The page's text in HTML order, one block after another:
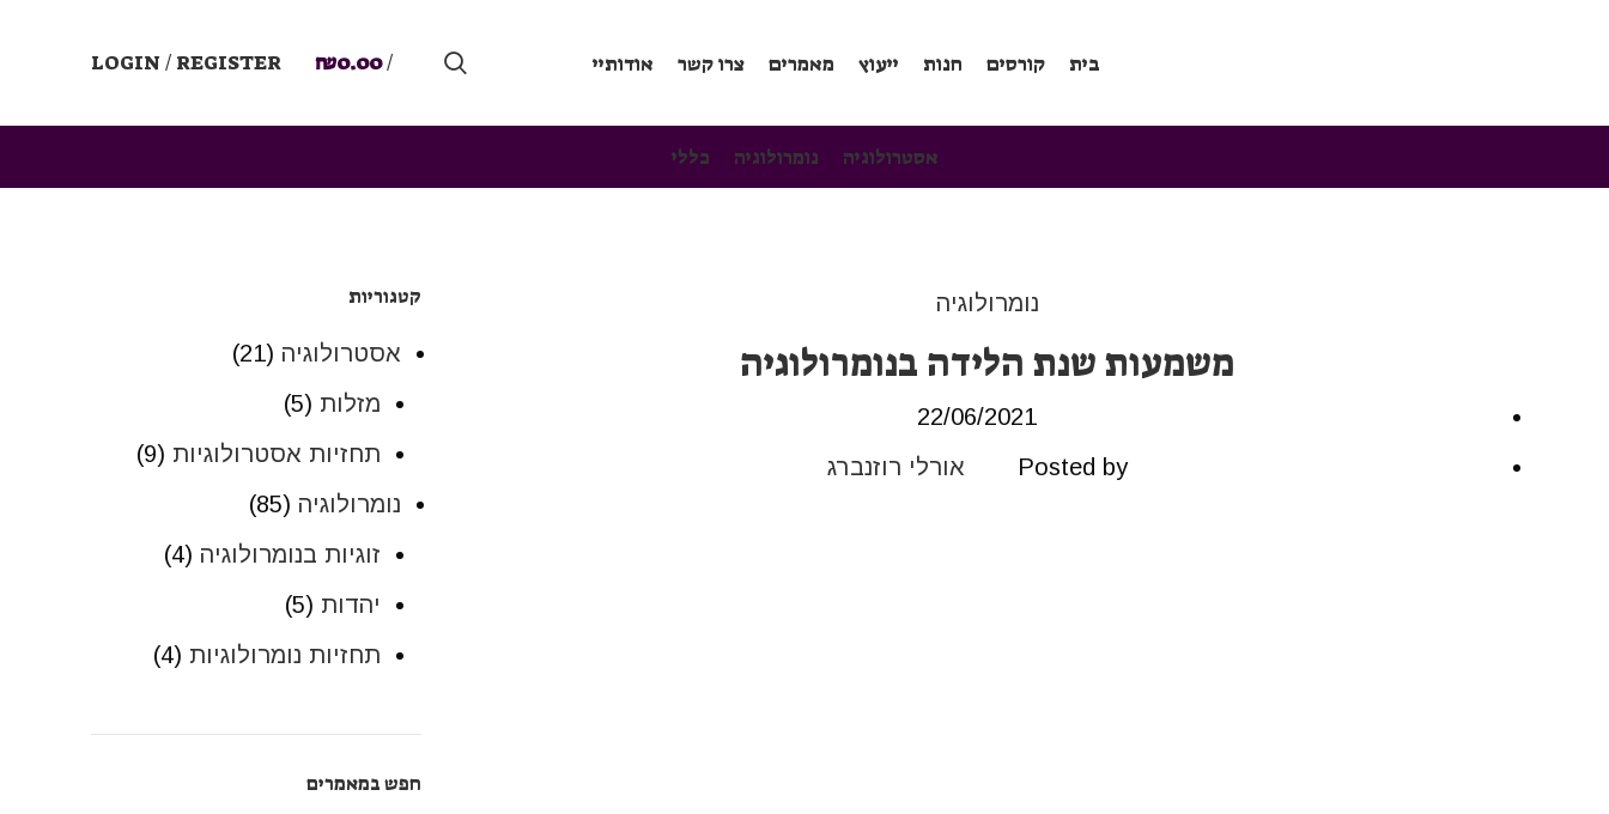
בית קורסים חנות ייעוץ מאמרים צרו קשר אודותיי /
₪0.00
LOGIN / REGISTER
אסטרולוגיה נומרולוגיה כללי
נומרולוגיה
משמעות שנת הלידה בנומרולוגיה
22/06/2021
Posted by
אורלי רוזנברג
קטגוריות
אסטרולוגיה (21)
מזלות (5)
תחזיות אסטרולוגיות (9)
נומרולוגיה (85)
זוגיות בנומרולוגיה (4)
יהדות (5)
תחזיות נומרולוגיות (4)
חפש במאמרים